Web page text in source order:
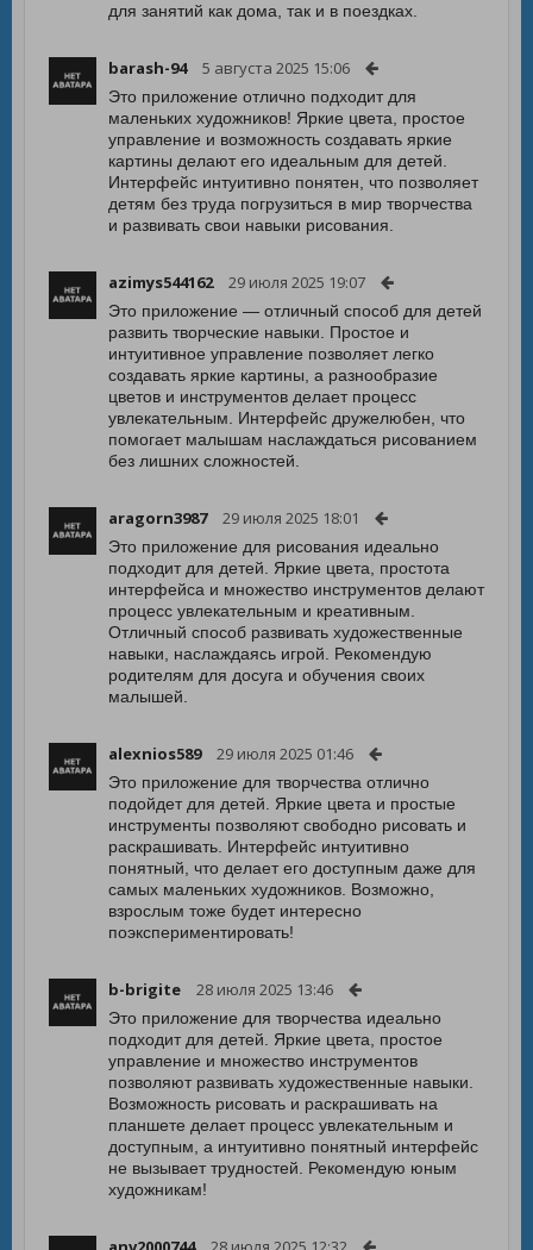
для занятий как дома, так и в поездках.
barash-94 5 августа 2025 15:06
Это приложение отлично подходит для
маленьких художников! Яркие цвета, простое
управление и возможность создавать яркие
картины делают его идеальным для детей.
Интерфейс интуитивно понятен, что позволяет
детям без труда погрузиться в мир творчества
и развивать свои навыки рисования.
azimys544162 29 июля 2025 19:07
Это приложение — отличный способ для детей
развить творческие навыки. Простое и
интуитивное управление позволяет легко
создавать яркие картины, а разнообразие
цветов и инструментов делает процесс
увлекательным. Интерфейс дружелюбен, что
помогает малышам наслаждаться рисованием
без лишних сложностей.
aragorn3987 29 июля 2025 18:01
Это приложение для рисования идеально
подходит для детей. Яркие цвета, простота
интерфейса и множество инструментов делают
процесс увлекательным и креативным.
Отличный способ развивать художественные
навыки, наслаждаясь игрой. Рекомендую
родителям для досуга и обучения своих
малышей.
alexnios589 29 июля 2025 01:46
Это приложение для творчества отлично
подойдет для детей. Яркие цвета и простые
инструменты позволяют свободно рисовать и
раскрашивать. Интерфейс интуитивно
понятный, что делает его доступным даже для
самых маленьких художников. Возможно,
взрослым тоже будет интересно
поэкспериментировать!
b-brigite 28 июля 2025 13:46
Это приложение для творчества идеально
подходит для детей. Яркие цвета, простое
управление и множество инструментов
позволяют развивать художественные навыки.
Возможность рисовать и раскрашивать на
планшете делает процесс увлекательным и
доступным, а интуитивно понятный интерфейс
не вызывает трудностей. Рекомендую юным
художникам!